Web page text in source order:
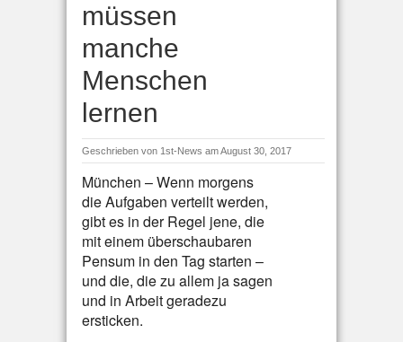
müssen
manche
Menschen
lernen
Geschrieben von 1st-News am August 30, 2017
München – Wenn morgens
die Aufgaben verteilt werden,
gibt es in der Regel jene, die
mit einem überschaubaren
Pensum in den Tag starten –
und die, die zu allem ja sagen
und in Arbeit geradezu
ersticken.